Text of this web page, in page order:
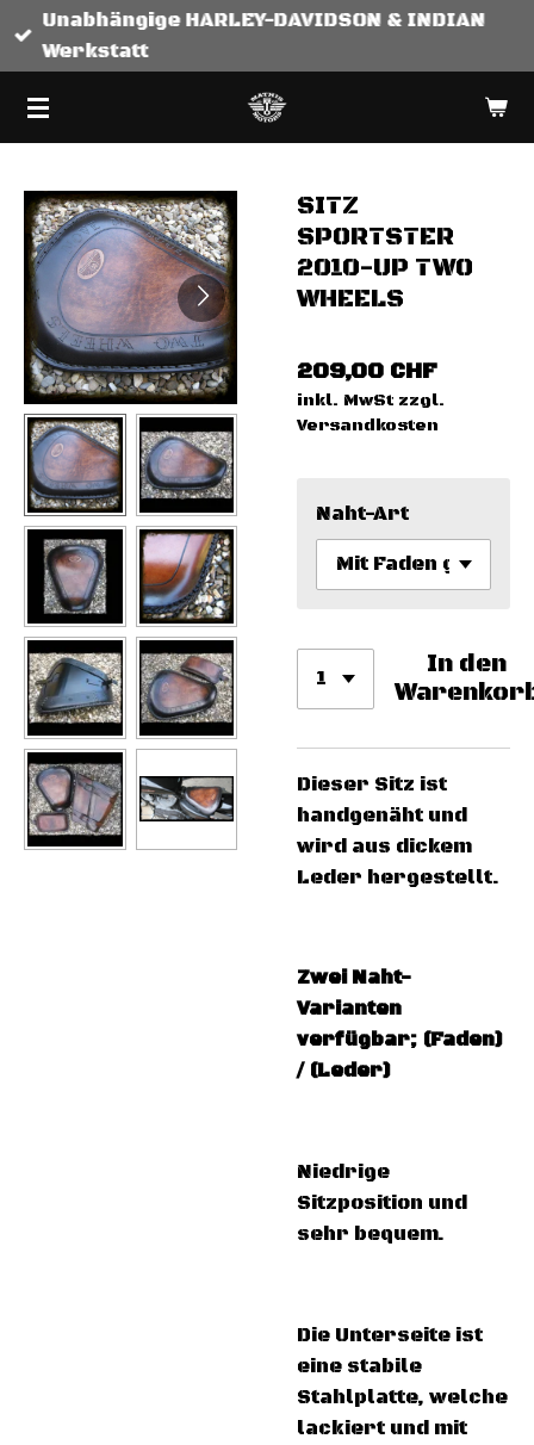
Zum
Hauptinhalt
Unabhängige HARLEY-DAVIDSON & INDIAN
Werkstatt
SITZ
SPORTSTER
2010-UP TWO
WHEELS
209,00 CHF
inkl. MwSt zzgl.
Versandkosten
Naht-Art
In den
Dieser Sitz ist
handgenäht und
wird aus dickem
Leder hergestellt.
Zwei Naht-
Varianten
verfügbar; (Faden)
/ (Leder)
Niedrige
Sitzposition und
sehr bequem.
Die Unterseite ist
eine stabile
Stahlplatte, welche
lackiert und mit